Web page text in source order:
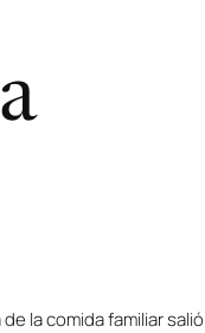
la comida familiar salió